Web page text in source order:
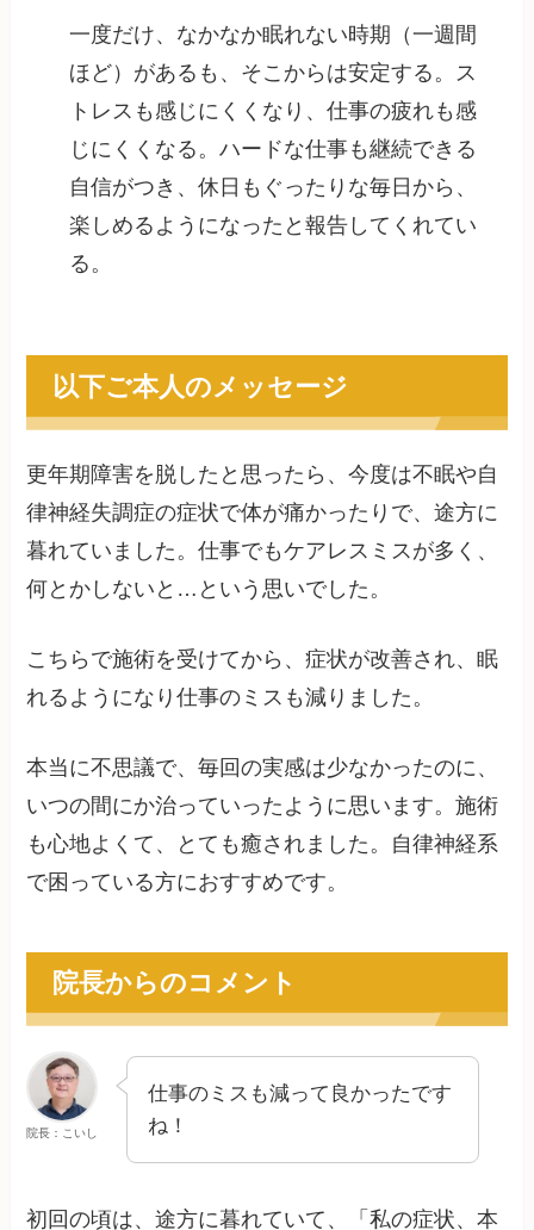
一度だけ、なかなか眠れない時期（一週間
ほど）があるも、そこからは安定する。ス
トレスも感じにくくなり、仕事の疲れも感
じにくくなる。ハードな仕事も継続できる
自信がつき、休日もぐったりな毎日から、
楽しめるようになったと報告してくれてい
る。
以下ご本人のメッセージ
更年期障害を脱したと思ったら、今度は不眠や自
律神経失調症の症状で体が痛かったりで、途方に
暮れていました。仕事でもケアレスミスが多く、
何とかしないと…という思いでした。
こちらで施術を受けてから、症状が改善され、眠
れるようになり仕事のミスも減りました。
本当に不思議で、毎回の実感は少なかったのに、
いつの間にか治っていったように思います。施術
も心地よくて、とても癒されました。自律神経系
で困っている方におすすめです。
院長からのコメント
院長：こいし
仕事のミスも減って良かったです
ね！
初回の頃は、途方に暮れていて、「私の症状、本